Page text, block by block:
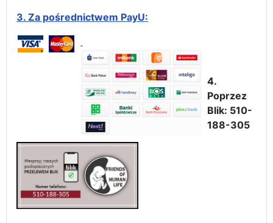
3. Za pośrednictwem PayU:
4.
Poprzez
Blik: 510-
188-305